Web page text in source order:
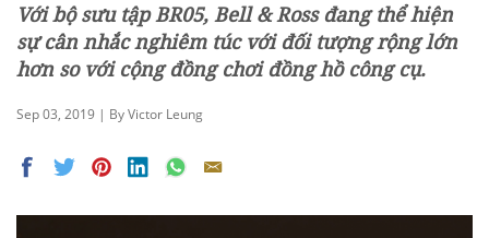
Với bộ sưu tập BR05, Bell & Ross đang thể hiện
sự cân nhắc nghiêm túc với đối tượng rộng lớn
hơn so với cộng đồng chơi đồng hồ công cụ.
Sep 03, 2019 | By Victor Leung